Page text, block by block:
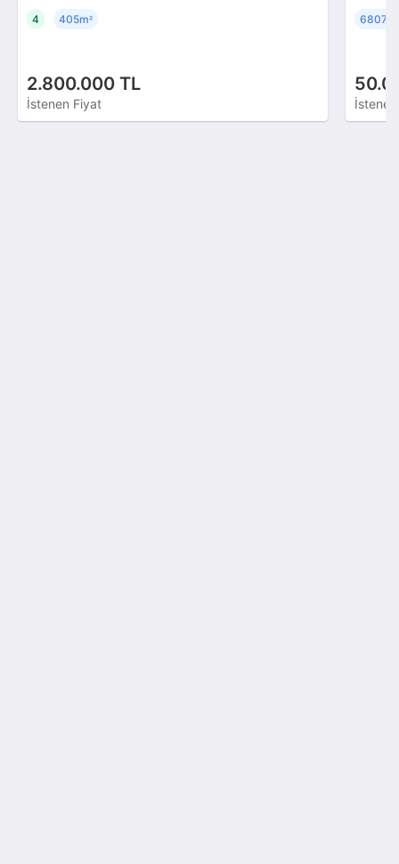
2.800.000 TL
İstenen Fiyat
4 405m² 6807m